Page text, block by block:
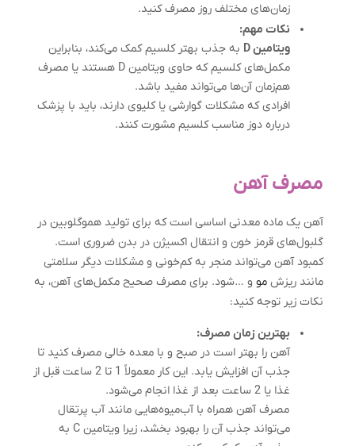
زمان‌های مختلف روز مصرف کنید.
نکات مهم:
ویتامین D
به جذب بهتر کلسیم کمک می‌کند، بنابراین
مکمل‌های کلسیم که حاوی ویتامین D هستند یا مصرف
هم‌زمان آن‌ها می‌تواند مفید باشد.
افرادی که مشکلات گوارشی یا کلیوی دارند، باید با پزشک
درباره دوز مناسب کلسیم مشورت کنند.
مصرف آهن
آهن یک ماده معدنی اساسی است که برای تولید هموگلوبین در
گلبول‌های قرمز خون و انتقال اکسیژن در بدن ضروری است.
کمبود آهن می‌تواند منجر به کم‌خونی و مشکلات دیگر سلامتی
مانند ریزش مو و …شود. برای مصرف صحیح مکمل‌های آهن، به
نکات زیر توجه کنید:
بهترین زمان مصرف:
آهن را بهتر است در صبح و با معده خالی مصرف کنید تا
جذب آن افزایش یابد. این کار معمولاً 1 تا 2 ساعت قبل از
غذا یا 2 ساعت بعد از غذا انجام می‌شود.
مصرف آهن همراه با آب‌میوه‌هایی مانند آب پرتقال
می‌تواند جذب آن را بهبود بخشد، زیرا ویتامین C به